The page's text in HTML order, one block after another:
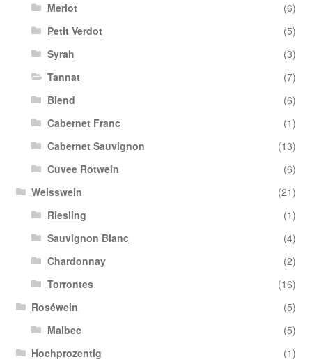
Merlot
(6)
Petit Verdot
(5)
Syrah
(3)
Tannat
(7)
Blend
(6)
Cabernet Franc
(1)
Cabernet Sauvignon
(13)
Cuvee Rotwein
(6)
Weisswein
(21)
Riesling
(1)
Sauvignon Blanc
(4)
Chardonnay
(2)
Torrontes
(16)
Roséwein
(5)
Malbec
(5)
Hochprozentig
(1)